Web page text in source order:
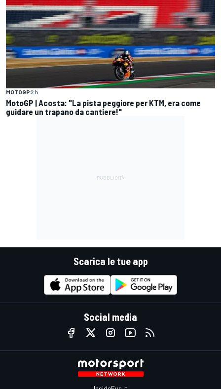
MOTOGP2 h
MotoGP | Acosta: "La pista peggiore per KTM, era come
guidare un trapano da cantiere!"
Scarica le tue app
Social media